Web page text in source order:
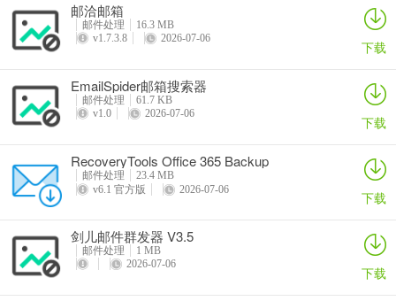
邮洽邮箱
邮件处理
16.3 MB
v1.7.3.8
2026-07-06 下载
EmailSpider邮箱搜索器
邮件处理
61.7 KB
v1.0
2026-07-06 下载
RecoveryTools Office 365 Backup
Wizard(电子邮件备份工具)
邮件处理
23.4 MB
v6.1 官方版
2026-07-06 下载
剑儿邮件群发器 V3.5
邮件处理
1 MB
2026-07-06
下载